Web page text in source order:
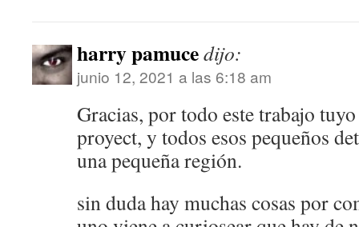
harry pamucedijo:
junio 12, 2021 a las 6:18 am
Gracias, por todo este trabajo
proyect, y todos esos pequeños
una pequeña región.
sin duda hay muchas cosas por